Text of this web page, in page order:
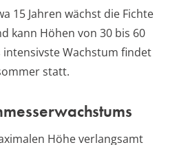
15 Jahren wächst die Fichte
kann Höhen von 30 bis 60
Wachstum findet
statt.
Höhe verlangsamt